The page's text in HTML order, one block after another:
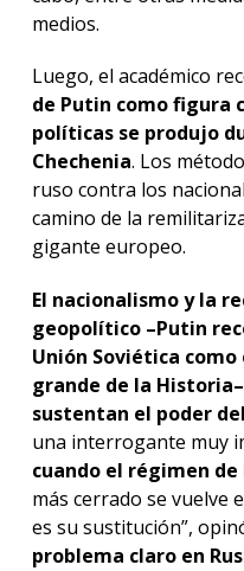
medios.
Luego, el académico
de Putin como figura
políticas se produjo
Chechenia. Los
ruso contra los
camino de la
gigante europeo.
El nacionalismo y la
geopolítico –Putin
Unión Soviética
grande de la
sustentan el poder
una interrogante muy
cuando el régimen de
más cerrado se vuelve
es su sustitución”,
problema claro en